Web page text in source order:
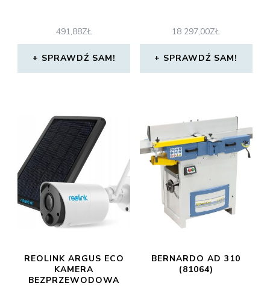
491,88ZŁ
SPRAWDŹ SAM!
18 297,00ZŁ
SPRAWDŹ SAM!
REOLINK ARGUS ECO
KAMERA
BEZPRZEWODOWA
BERNARDO AD 310
(81064)